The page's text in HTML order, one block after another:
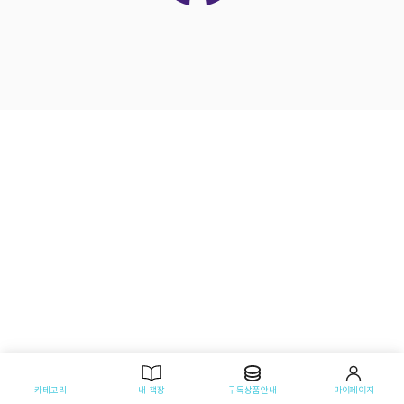
카테고리 내 책장 구독상품안내 마이페이지